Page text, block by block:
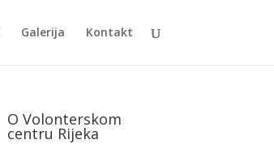
Galerija Kontakt
O Volonterskom
centru Rijeka